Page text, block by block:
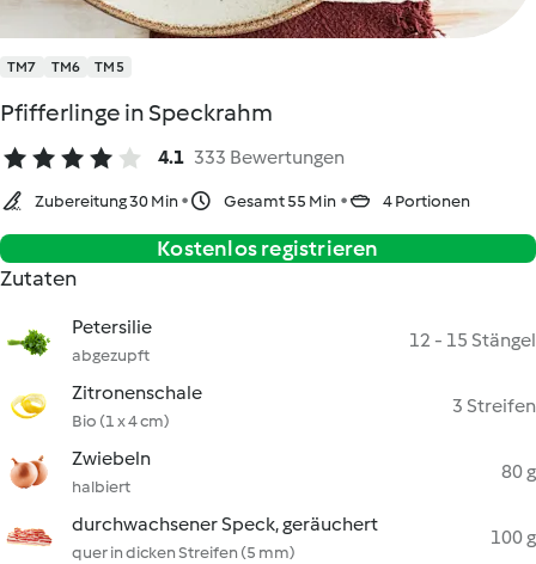
TM7 TM6 TM5
Pfifferlinge in Speckrahm
4.1 333 Bewertungen
Zubereitung 30 Min Gesamt 55 Min 4 Portionen
Kostenlos registrieren
Zutaten
Petersilie
abgezupft
12 - 15 Stängel
Zitronenschale
Bio (1 x 4 cm)
3 Streifen
Zwiebeln
halbiert
80 g
durchwachsener Speck, geräuchert
quer in dicken Streifen (5 mm)
100 g